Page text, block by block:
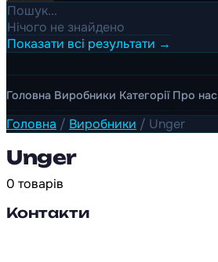
Пошук...
Нічого не знайдено
Показати всі результати →
Головна Виробники Категорії Про нас
Головна / Виробники / Unger
Unger
0 товарів
Контакти